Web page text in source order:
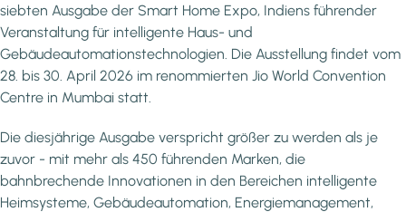
siebten Ausgabe der Smart Home Expo, Indiens führender
Veranstaltung für intelligente Haus- und
Gebäudeautomationstechnologien. Die Ausstellung findet vom
28. bis 30. April 2026 im renommierten Jio World Convention
Centre in Mumbai statt.
Die diesjährige Ausgabe verspricht größer zu werden als je
zuvor - mit mehr als 450 führenden Marken, die
bahnbrechende Innovationen in den Bereichen intelligente
Heimsysteme, Gebäudeautomation, Energiemanagement,